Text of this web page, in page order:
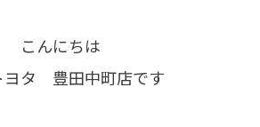
こんにちは
ヨタ 豊田中町店です